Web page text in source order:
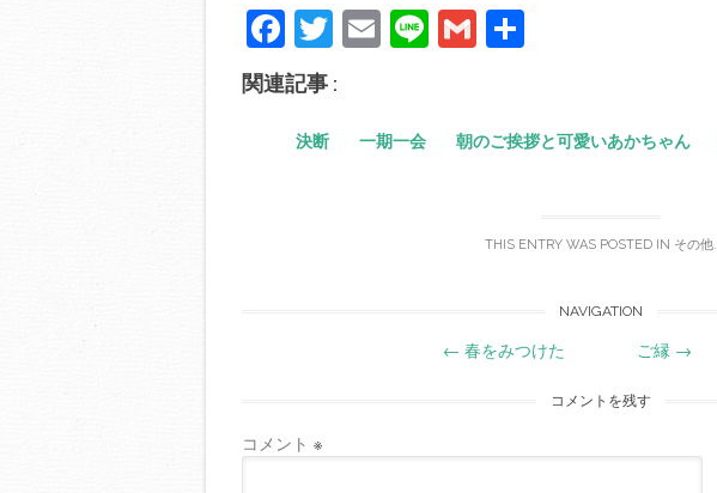
Fa
ce
bo
ok
T
wi
tte
E Li G
関連記事 :
決断 一期一会 朝のご挨拶と可愛いあかちゃん
THIS ENTRY WAS POSTED IN その他.
NAVIGATION
← 春をみつけた ご縁 →
コメントを残す
コメント ※